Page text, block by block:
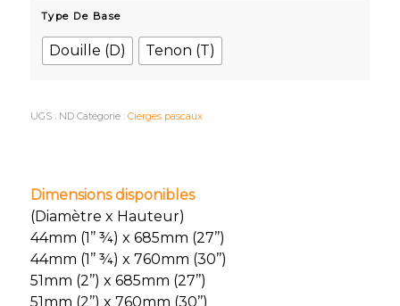
Type De Base
Douille (D) Tenon (T)
UGS : ND Catégorie : Cierges pascaux
Dimensions disponibles
(Diamètre x Hauteur)
44mm (1’’ ¾) x 685mm (27’’)
44mm (1’’ ¾) x 760mm (30’’)
51mm (2’’) x 685mm (27’’)
51mm (2’’) x 760mm (30’’)